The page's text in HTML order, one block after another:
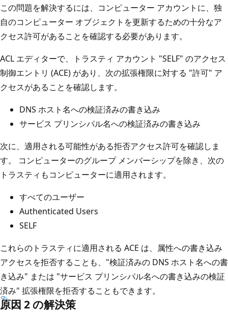
この問題を解決するには、コンピューター アカウントに、独
自のコンピューター オブジェクトを更新するための十分なア
クセス許可があることを確認する必要があります。
ACL エディターで、トラスティ アカウント "SELF" のアクセス
制御エントリ (ACE) があり、次の拡張権限に対する "許可" ア
クセスがあることを確認します。
DNS ホスト名への検証済みの書き込み
サービス プリンシパル名への検証済みの書き込み
次に、適用される可能性がある拒否アクセス許可を確認しま
す。 コンピューターのグループ メンバーシップを除き、次の
トラスティもコンピューターに適用されます。
すべてのユーザー
Authenticated Users
SELF
これらのトラスティに適用される ACE は、属性への書き込み
アクセスを拒否することも、"検証済みの DNS ホスト名への書
き込み" または "サービス プリンシパル名への書き込みの検証
済み" 拡張権限を拒否することもできます。
原因 2 の解決策